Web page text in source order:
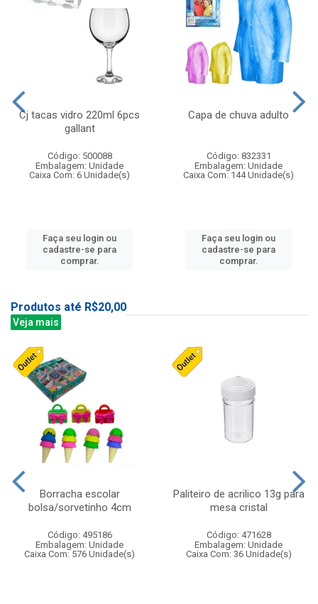
Cj tacas vidro 220ml 6pcs
gallant
Código: 500088
Embalagem: Unidade
Caixa Com: 6 Unidade(s)
Faça seu login ou
cadastre-se para
comprar.
Capa de chuva adulto
Código: 832331
Embalagem: Unidade
Caixa Com: 144 Unidade(s)
Faça seu login ou
cadastre-se para
comprar.
Produtos até R$20,00
Veja mais
Borracha escolar
bolsa/sorvetinho 4cm
Código: 495186
Embalagem: Unidade
Caixa Com: 576 Unidade(s)
Paliteiro de acrilico 13g para
mesa cristal
Código: 471628
Embalagem: Unidade
Caixa Com: 36 Unidade(s)